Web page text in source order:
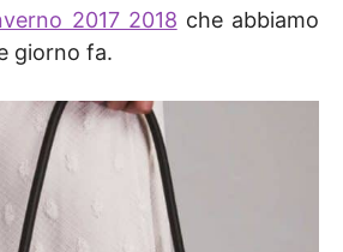
2017 2018 che abbiamo
giorno fa.